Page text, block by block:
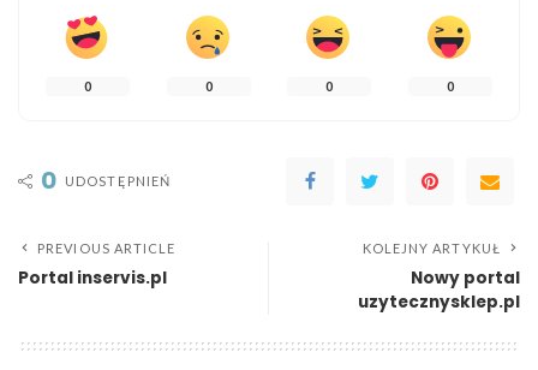
0 0 0 0
0 UDOSTĘPNIEŃ
PREVIOUS ARTICLE
Portal inservis.pl
KOLEJNY ARTYKUŁ
Nowy portal
uzytecznysklep.pl